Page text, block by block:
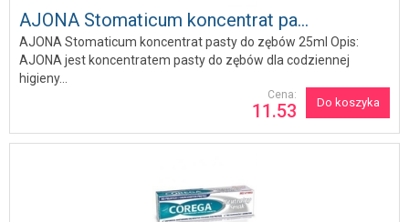
AJONA Stomaticum koncentrat pa...
AJONA Stomaticum koncentrat pasty do zębów 25ml Opis:
AJONA jest koncentratem pasty do zębów dla codziennej
higieny...
Do koszyka
Cena:
11.53